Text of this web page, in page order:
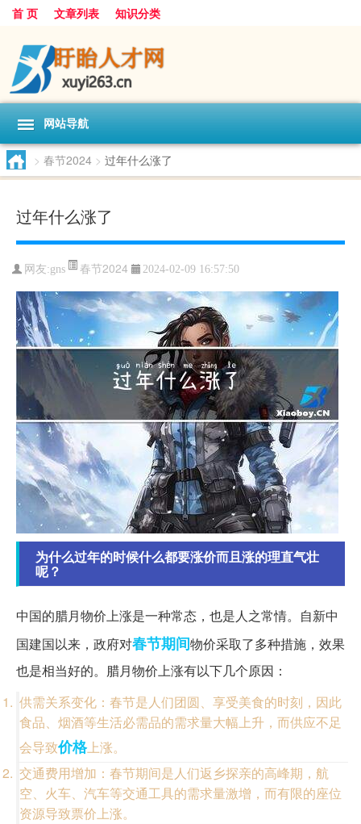
首 页 文章列表 知识分类
网站导航
> 春节2024 > 过年什么涨了
过年什么涨了
网友:gns 春节2024 2024-02-09 16:57:50
为什么过年的时候什么都要涨价而且涨的理直气壮
呢？
中国的腊月物价上涨是一种常态，也是人之常情。自新中
国建国以来，政府对春节期间物价采取了多种措施，效果
也是相当好的。腊月物价上涨有以下几个原因：
供需关系变化：春节是人们团圆、享受美食的时刻，因此
食品、烟酒等生活必需品的需求量大幅上升，而供应不足
会导致价格上涨。
交通费用增加：春节期间是人们返乡探亲的高峰期，航
空、火车、汽车等交通工具的需求量激增，而有限的座位
资源导致票价上涨。